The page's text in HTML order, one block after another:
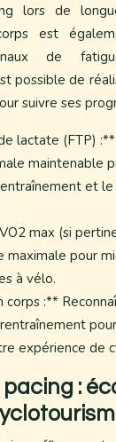
lors de
est
de
possible de
suivre ses
lactate (FTP)
maintenable
et le
max (si
maximale pour
à vélo.
:**
expérience de
: